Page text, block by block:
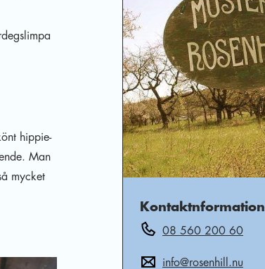
hippie-
Man
mycket
Kontaktnformation
08 560 200 60
info@rosenhill.nu